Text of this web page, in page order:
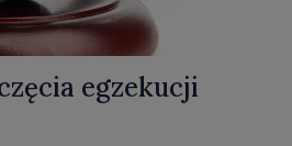
egzekucji